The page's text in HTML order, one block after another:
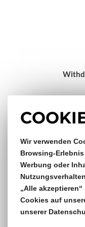
Wir verwenden
Browsing-
Werbung oder
„Alle
Cookies auf
unserer